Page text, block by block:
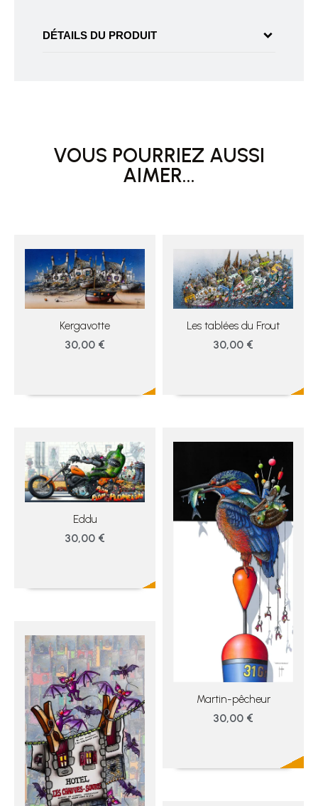
DÉTAILS DU PRODUIT
VOUS POURRIEZ AUSSI
AIMER...
Kergavotte
30,00 €
Eddu
30,00 €
Les tablées du Frout
30,00 €
Martin-pêcheur
30,00 €